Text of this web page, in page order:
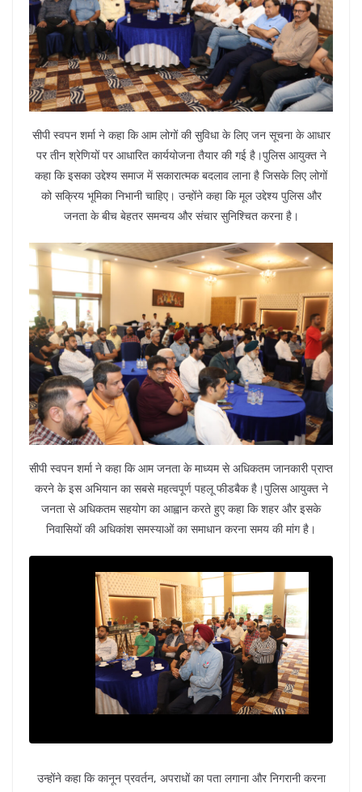
सीपी स्वपन शर्मा ने कहा कि आम लोगों की सुविधा के लिए जन सूचना के आधार
पर तीन श्रेणियों पर आधारित कार्ययोजना तैयार की गई है।पुलिस आयुक्त ने
कहा कि इसका उद्देश्य समाज में सकारात्मक बदलाव लाना है जिसके लिए लोगों
को सक्रिय भूमिका निभानी चाहिए। उन्होंने कहा कि मूल उद्देश्य पुलिस और
जनता के बीच बेहतर समन्वय और संचार सुनिश्चित करना है।
सीपी स्वपन शर्मा ने कहा कि आम जनता के माध्यम से अधिकतम जानकारी प्राप्त
करने के इस अभियान का सबसे महत्वपूर्ण पहलू फीडबैक है।पुलिस आयुक्त ने
जनता से अधिकतम सहयोग का आह्वान करते हुए कहा कि शहर और इसके
निवासियों की अधिकांश समस्याओं का समाधान करना समय की मांग है।
उन्होंने कहा कि कानून प्रवर्तन, अपराधों का पता लगाना और निगरानी करना